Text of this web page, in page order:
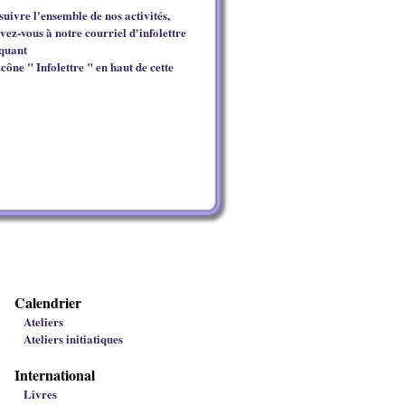
l'ensemble de nos activités,
vous à notre courriel d'infolettre
" Infolettre " en haut de cette
Calendrier
Ateliers
Ateliers initiatiques
International
Livres